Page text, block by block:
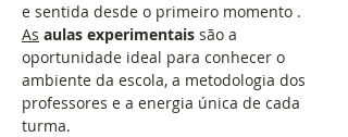
e sentida desde o primeiro momento .
As aulas experimentais são a
oportunidade ideal para conhecer o
ambiente da escola, a metodologia dos
professores e a energia única de cada
turma.